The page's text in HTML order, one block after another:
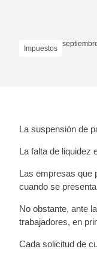
Impuestos
La suspensión de
La falta de liquidez
Las empresas que
cuando se
No obstante, ante
trabajadores, en
Cada solicitud de